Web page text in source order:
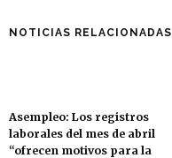
NOTICIAS RELACIONADAS
Asempleo: Los registros
laborales del mes de abril
“ofrecen motivos para la